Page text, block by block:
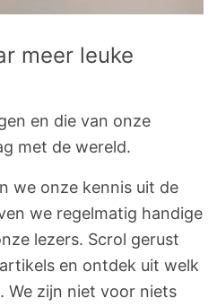
meer leuke
en die van onze
met de wereld.
we onze kennis uit de
we regelmatig handige
lezers. Scrol gerust
en ontdek uit welk
We zijn niet voor niets